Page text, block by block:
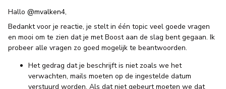
Hallo @mvalken4,
Bedankt voor je reactie, je stelt in één topic veel goede vragen
en mooi om te zien dat je met Boost aan de slag bent gegaan. Ik
probeer alle vragen zo goed mogelijk te beantwoorden.
Het gedrag dat je beschrijft is niet zoals we het
verwachten, mails moeten op de ingestelde datum
verstuurd worden. Als dat niet gebeurt moeten we dat